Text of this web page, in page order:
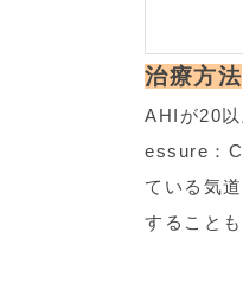
治療方法
AHIが20
essure：
ている気
すること